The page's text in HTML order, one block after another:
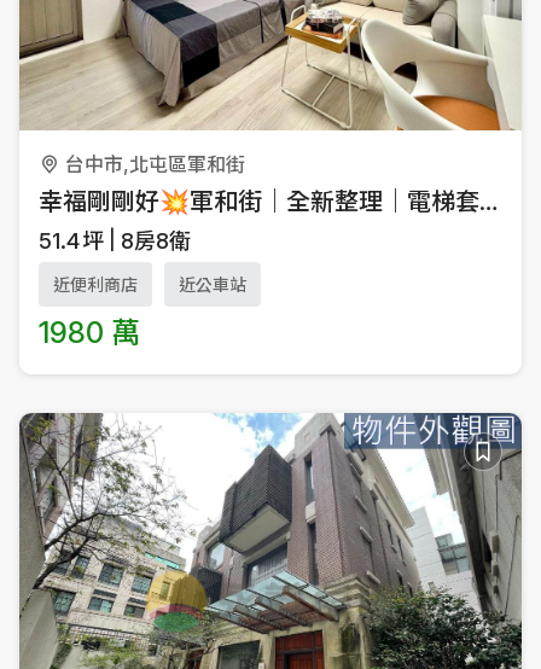
台中市,北屯區軍和街
幸福剛剛好💥軍和街｜全新整理｜電梯套房
51.4坪 8房8衛
近便利商店 近公車站
1980 萬